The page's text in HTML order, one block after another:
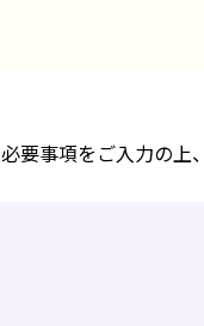
必要事項をご入力の上